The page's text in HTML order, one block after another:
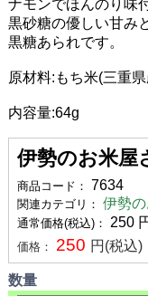
ナモンでほんのり味
黒砂糖の優しい甘み
黒糖あられです。
原材料:もち米(三重
内容量:64g
伊勢のお米
商品コード： 7634
関連カテゴリ： 伊勢
通常価格(税込)： 250
価格： 250 円(税込)
数量